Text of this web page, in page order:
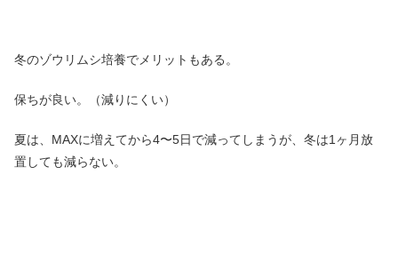
冬のゾウリムシ培養でメリットもある。
保ちが良い。（減りにくい）
夏は、MAXに増えてから4〜5日で減ってしまうが、冬は1ヶ月放
置しても減らない。